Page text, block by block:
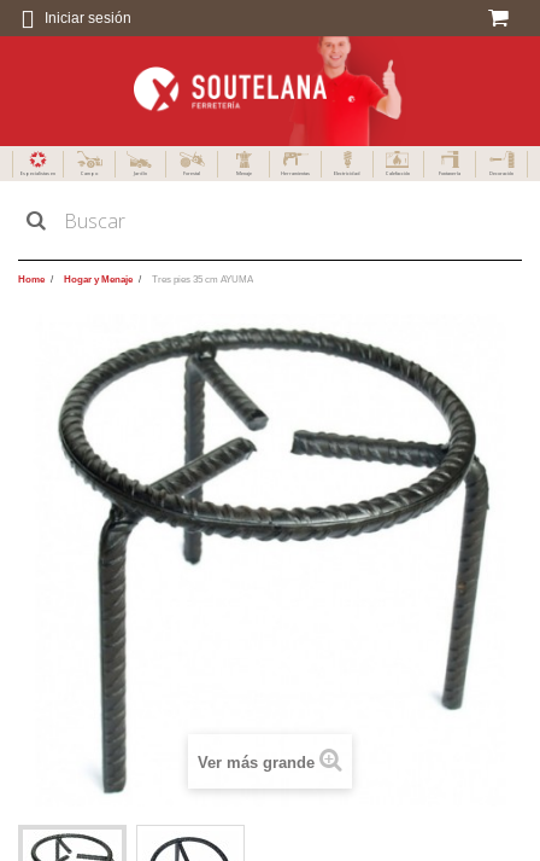
Iniciar sesión
Especialistas en Campo Jardín Forestal Menaje Herramientas Electricidad Calefacción Fontanería Decoración
Home Hogar y Menaje Tres pies 35 cm AYUMA
Ver más grande